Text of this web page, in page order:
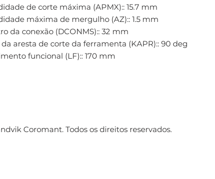
de corte máxima (APMX):: 15.7 mm
máxima de mergulho (AZ):: 1.5 mm
da conexão (DCONMS):: 32 mm
aresta de corte da ferramenta (KAPR):: 90 deg
funcional (LF):: 170 mm
Coromant. Todos os direitos reservados.